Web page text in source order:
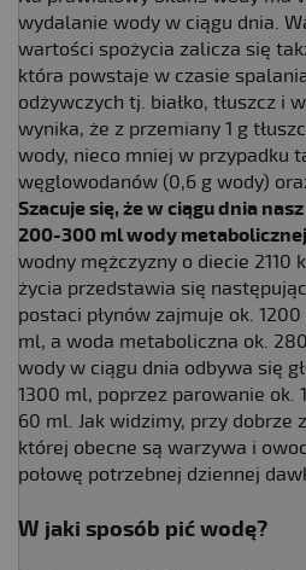
wydalanie wody w ciągu dnia.
wartości spożycia zalicza się
która powstaje w czasie
odżywczych tj. białko, tłuszcz i
wynika, że z przemiany 1 g
wody, nieco mniej w przypadku
węglowodanów (0,6 g wody)
Szacuje się, że w ciągu dnia
200-300 ml wody metabolicznej
wodny mężczyzny o diecie 2110
życia przedstawia się
postaci płynów zajmuje ok.
ml, a woda metaboliczna ok.
wody w ciągu dnia odbywa się
1300 ml, poprzez parowanie ok.
60 ml. Jak widzimy, przy dobrze
której obecne są warzywa i
połowę potrzebnej dziennej
W jaki sposób pić wodę?